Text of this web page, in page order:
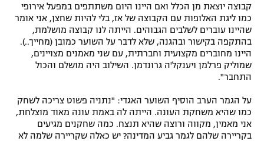
קבוצה יוצאת מן הכלל ואם היינו היום משתתפים במפעל אירופי
כמו ליגת האלופות עם הקבוצה של אז, בלי להיות שחצן, אני אומר
שהיינו עוברים לשלבים הגבוהים. הייתה לנו קבוצה מושלמת,
בהתקפה בקישור ובהגנה, שלא לדבר על השוער כמובן (מחייך..).
היינו מחוברים מקצועית וחברתית, עם שני מאמנים מצויינים,
שמוליק פרלמן ויענקל'ה גרונדמן. השילוב היה מושלם והכול
התחבר".
על הגמר הערב הוסיף השוער האגדי: "נתניה פשוט צריכה לשחק
כמו שהיא משחקת העונה. הייתה לה באמת עונה מאוד מוצלחת,
אני מאמין, מקווה ורוצה שהיא תנצח. כמה שחקנים מגיעים
בקריירה שלהם לגמר גביע המדינה? יש כאלה שקריירה שלמה לא